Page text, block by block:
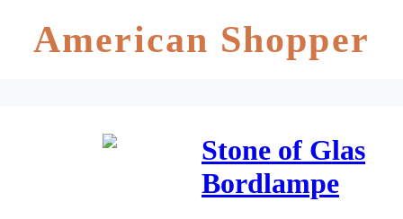
American Shopper
Stone of Glas
Bordlampe